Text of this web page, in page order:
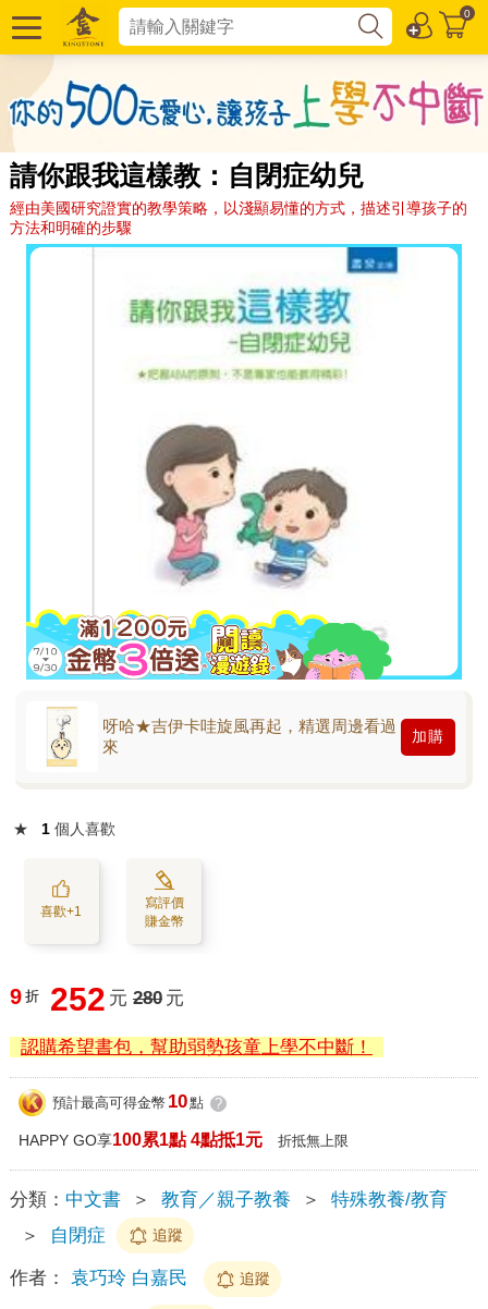
0
請你跟我這樣教：自閉症幼兒
經由美國研究證實的教學策略，以淺顯易懂的方式，描述引導孩子的
方法和明確的步驟
呀哈★吉伊卡哇旋風再起，精選周邊看過
來
加購
★ 1 個人喜歡
喜歡+1
寫評價
賺金幣
9 折 252 元 280 元
認購希望書包，幫助弱勢孩童上學不中斷！
預計最高可得金幣 10點 ?
HAPPY GO享100累1點 4點抵1元 折抵無上限
分類： 中文書 ＞ 教育／親子教養 ＞
特殊教養/教育
＞
自閉症 追蹤
作者： 袁巧玲 白嘉民 追蹤